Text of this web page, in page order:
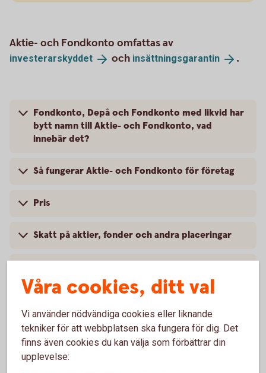
Aktie- och Fondkonto omfattas av
investerarskyddet och insättningsgarantin .
Fondkonto, Depå och Fondkonto med likvid har
bytt namn till Aktie- och Fondkonto, vad
innebär det?
Så fungerar Aktie- och Fondkonto för företag
Pris
Skatt på aktier, fonder och andra placeringar
För att se detta innehåll behöver du först
godkänna cookies för Funktioner, prestanda
och statistik.
Våra cookies, ditt val
Vi använder nödvändiga cookies eller liknande
tekniker för att webbplatsen ska fungera för dig. Det
finns även cookies du kan välja som förbättrar din
upplevelse: